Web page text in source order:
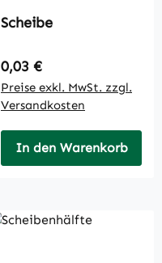
Scheibe
Regulärer Preis:
0,03 €
Preise exkl. MwSt. zzgl.
Versandkosten
In den Warenkorb